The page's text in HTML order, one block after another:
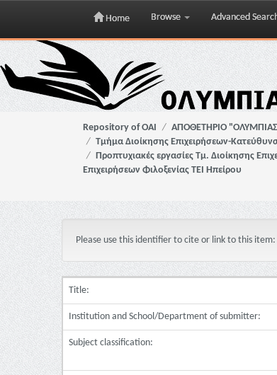
Skip
navigation
Home Browse Advanced
Repository of OAI ΑΠΟΘΕΤΗΡΙΟ
Τμήμα Διοίκησης Επιχειρήσεων-
Προπτυχιακές εργασίες Τμ. Διοίκησης
Επιχειρήσεων Φιλοξενίας ΤΕΙ Ηπείρου
Please use this identifier to cite or link to this item:
Title:
Institution and School/Department of submitter:
Subject classification: